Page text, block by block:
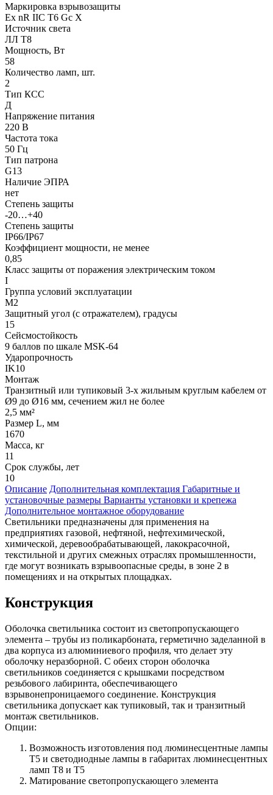
Маркировка взрывозащиты
Ех nR IIC T6 Gc X
Источник света
ЛЛ Т8
Мощность, Вт
58
Количество ламп, шт.
2
Тип КСС
Д
Напряжение питания
220 В
Частота тока
50 Гц
Тип патрона
G13
Наличие ЭПРА
нет
Степень защиты
-20…+40
Степень защиты
IP66/IP67
Коэффициент мощности, не менее
0,85
Класс защиты от поражения электрическим током
I
Группа условий эксплуатации
М2
Защитный угол (с отражателем), градусы
15
Сейсмостойкость
9 баллов по шкале МSK-64
Ударопрочность
IK10
Монтаж
Транзитный или тупиковый 3-х жильным круглым кабелем от
Ø9 до Ø16 мм, сечением жил не более
2,5 мм²
Размер L, мм
1670
Масса, кг
11
Срок службы, лет
10
Описание Дополнительная комплектация Габаритные и
установочные размеры Варианты установки и крепежа
Дополнительное монтажное оборудование
Светильники предназначены для применения на
предприятиях газовой, нефтяной, нефтехимической,
химической, деревообрабатывающей, лакокрасочной,
текстильной и других смежных отраслях промышленности,
где могут возникать взрывоопасные среды, в зоне 2 в
помещениях и на открытых площадках.
Конструкция
Оболочка светильника состоит из светопропускающего
элемента – трубы из поликарбоната, герметично заделанной в
два корпуса из алюминиевого профиля, что делает эту
оболочку неразборной. С обеих сторон оболочка
светильников соединяется с крышками посредством
резьбового лабиринта, обеспечивающего
взрывонепроницаемого соединение. Конструкция
светильника допускает как тупиковый, так и транзитный
монтаж светильников.
Опции:
Возможность изготовления под люминесцентные лампы
Т5 и светодиодные лампы в габаритах люминесцентных
ламп Т8 и Т5
Матирование светопропускающего элемента